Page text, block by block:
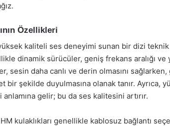
Özellikleri
kaliteli ses deneyimi sunan bir dizi teknik
dinamik sürücüler, geniş frekans aralığı
sesin daha canlı ve derin olmasını
bir şekilde duyulmasına olanak tanır. Ayrıca,
gelir; bu da ses kalitesini artırır.
HM kulaklıkları genellikle kablosuz bağlantı